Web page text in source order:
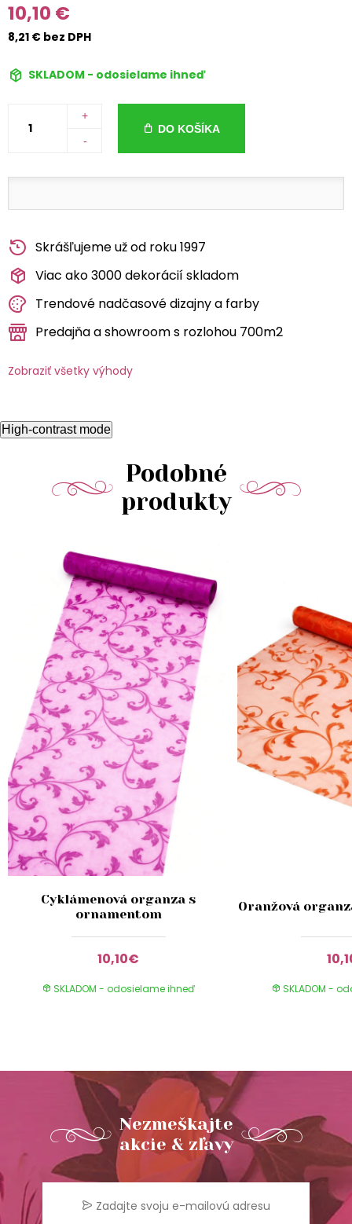
10,10 €
8,21 € bez DPH
SKLADOM - odosielame ihneď
+
-
DO KOŠÍKA
Skrášľujeme už od roku 1997
Viac ako 3000 dekorácií skladom
Trendové nadčasové dizajny a farby
Predajňa a showroom s rozlohou 700m2
Zobraziť všetky výhody
High-contrast mode
Podobné
produkty
Cyklámenová organza s
ornamentom
10,10€
SKLADOM - odosielame ihneď
Oranžová
SKLADOM -
Nezmeškajte
akcie & zľavy